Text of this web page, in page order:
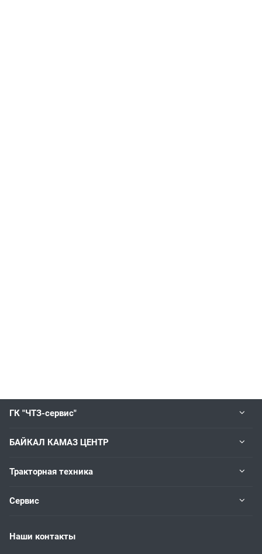
ГК "ЧТЗ-сервис"
БАЙКАЛ КАМАЗ ЦЕНТР
Тракторная техника
Сервис
Наши контакты